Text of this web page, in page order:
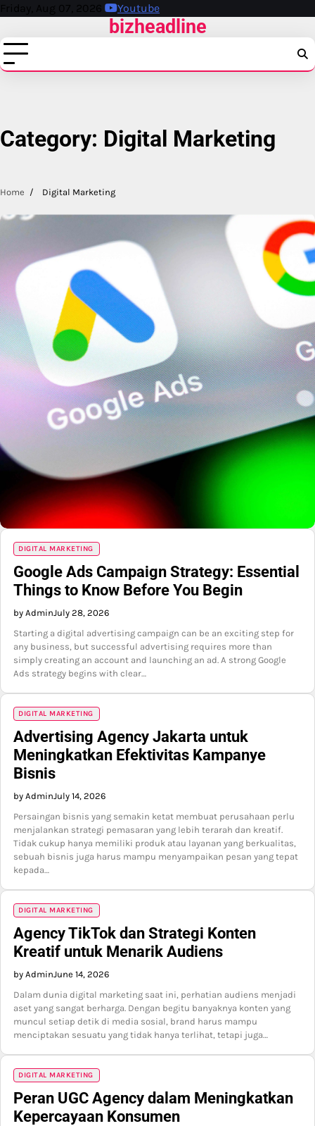
Skip
content
Friday, Aug 07, 2026 Youtube
bizheadline
Category: Digital Marketing
Home Digital Marketing
DIGITAL MARKETING
Google Ads Campaign Strategy: Essential
Things to Know Before You Begin
by AdminJuly 28, 2026
Starting a digital advertising campaign can be an exciting step for
any business, but successful advertising requires more than
simply creating an account and launching an ad. A strong Google
Ads strategy begins with clear…
DIGITAL MARKETING
Advertising Agency Jakarta untuk
Meningkatkan Efektivitas Kampanye
Bisnis
by AdminJuly 14, 2026
Persaingan bisnis yang semakin ketat membuat perusahaan perlu
menjalankan strategi pemasaran yang lebih terarah dan kreatif.
Tidak cukup hanya memiliki produk atau layanan yang berkualitas,
sebuah bisnis juga harus mampu menyampaikan pesan yang tepat
kepada…
DIGITAL MARKETING
Agency TikTok dan Strategi Konten
Kreatif untuk Menarik Audiens
by AdminJune 14, 2026
Dalam dunia digital marketing saat ini, perhatian audiens menjadi
aset yang sangat berharga. Dengan begitu banyaknya konten yang
muncul setiap detik di media sosial, brand harus mampu
menciptakan sesuatu yang tidak hanya terlihat, tetapi juga…
DIGITAL MARKETING
Peran UGC Agency dalam Meningkatkan
Kepercayaan Konsumen